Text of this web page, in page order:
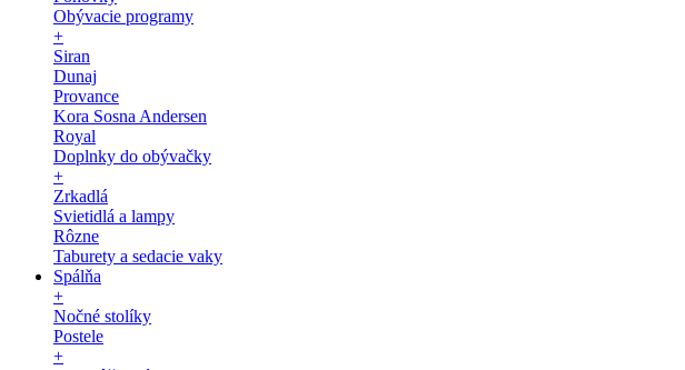
Obývacie programy
+
Siran
Dunaj
Provance
Kora Sosna Andersen
Royal
Doplnky do obývačky
+
Zrkadlá
Svietidlá a lampy
Rôzne
Taburety a sedacie vaky
Spálňa
+
Nočné stolíky
Postele
+